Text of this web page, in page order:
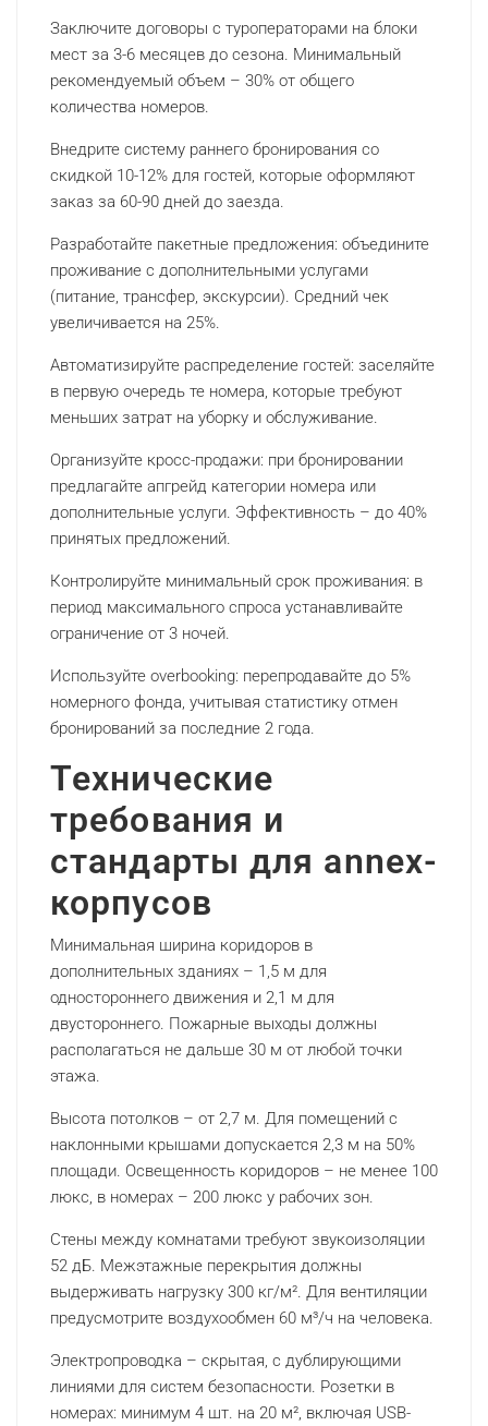
Заключите договоры с туроператорами на блоки
мест за 3-6 месяцев до сезона. Минимальный
рекомендуемый объем – 30% от общего
количества номеров.
Внедрите систему раннего бронирования со
скидкой 10-12% для гостей, которые оформляют
заказ за 60-90 дней до заезда.
Разработайте пакетные предложения: объедините
проживание с дополнительными услугами
(питание, трансфер, экскурсии). Средний чек
увеличивается на 25%.
Автоматизируйте распределение гостей: заселяйте
в первую очередь те номера, которые требуют
меньших затрат на уборку и обслуживание.
Организуйте кросс-продажи: при бронировании
предлагайте апгрейд категории номера или
дополнительные услуги. Эффективность – до 40%
принятых предложений.
Контролируйте минимальный срок проживания: в
период максимального спроса устанавливайте
ограничение от 3 ночей.
Используйте overbooking: перепродавайте до 5%
номерного фонда, учитывая статистику отмен
бронирований за последние 2 года.
Технические
требования и
стандарты для annex-
корпусов
Минимальная ширина коридоров в
дополнительных зданиях – 1,5 м для
одностороннего движения и 2,1 м для
двустороннего. Пожарные выходы должны
располагаться не дальше 30 м от любой точки
этажа.
Высота потолков – от 2,7 м. Для помещений с
наклонными крышами допускается 2,3 м на 50%
площади. Освещенность коридоров – не менее 100
люкс, в номерах – 200 люкс у рабочих зон.
Стены между комнатами требуют звукоизоляции
52 дБ. Межэтажные перекрытия должны
выдерживать нагрузку 300 кг/м². Для вентиляции
предусмотрите воздухообмен 60 м³/ч на человека.
Электропроводка – скрытая, с дублирующими
линиями для систем безопасности. Розетки в
номерах: минимум 4 шт. на 20 м², включая USB-